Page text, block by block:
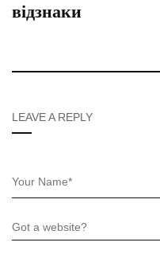
відзнаки
LEAVE A REPLY